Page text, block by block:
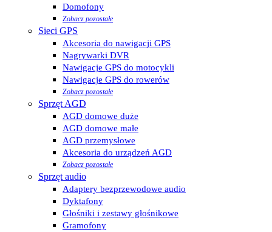
Domofony
Zobacz pozostałe
Sieci GPS
Akcesoria do nawigacji GPS
Nagrywarki DVR
Nawigacje GPS do motocykli
Nawigacje GPS do rowerów
Zobacz pozostałe
Sprzęt AGD
AGD domowe duże
AGD domowe małe
AGD przemysłowe
Akcesoria do urządzeń AGD
Zobacz pozostałe
Sprzęt audio
Adaptery bezprzewodowe audio
Dyktafony
Głośniki i zestawy głośnikowe
Gramofony